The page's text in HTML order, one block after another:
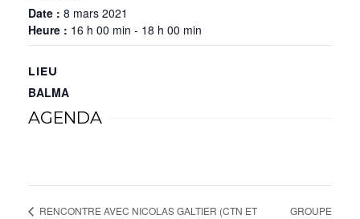
Date : 8 mars 2021
Heure : 16 h 00 min - 18 h 00 min
LIEU
BALMA
AGENDA
RENCONTRE AVEC NICOLAS GALTIER (CTN ET
GROUPE